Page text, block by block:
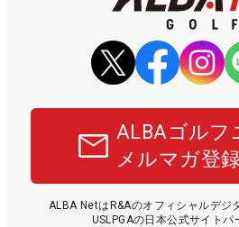
ALBAゴルフ
メルマガ登
ALBA NetはR&Aのオフィシャルデジ
USLPGAの日本公式サイトパ